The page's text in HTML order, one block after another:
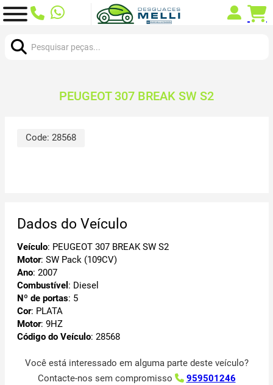
PEUGEOT 307 BREAK SW S2
Code: 28568
Dados do Veículo
Veículo: PEUGEOT 307 BREAK SW S2
Motor: SW Pack (109CV)
Ano: 2007
Combustível : Diesel
Nº de portas: 5
Cor: PLATA
Motor: 9HZ
Código do Veículo: 28568
Você está interessado em alguma parte deste veículo?
Contacte-nos sem compromisso
959501246